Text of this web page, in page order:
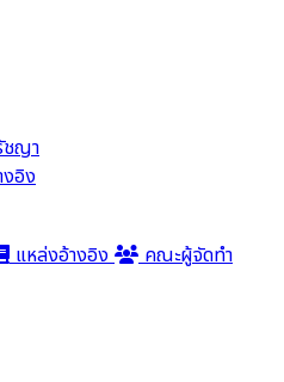
ชญา
งอิง
แหล่งอ้างอิง
คณะผู้จัดทำ